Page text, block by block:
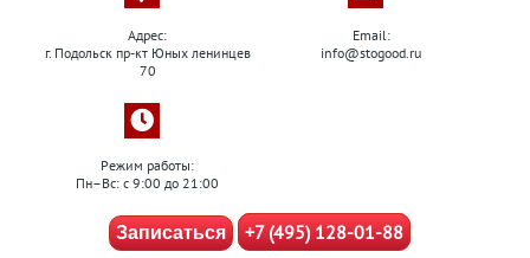
Адрес:
г. Подольск пр-кт Юных ленинцев
70
Email:
info@stogood.ru
Режим работы:
Пн–Вс: с 9:00 до 21:00
Записаться +7 (495) 128-01-88